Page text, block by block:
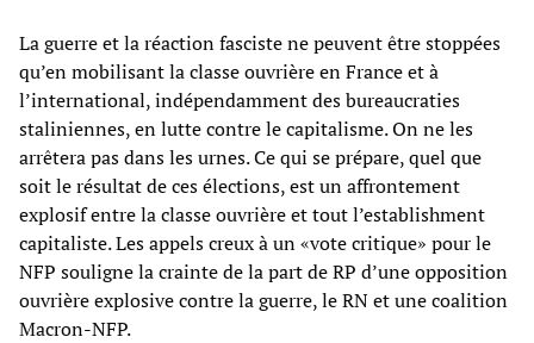
La guerre et la réaction fasciste ne peuvent être stoppées
qu’en mobilisant la classe ouvrière en France et à
l’international, indépendamment des bureaucraties
staliniennes, en lutte contre le capitalisme. On ne les
arrêtera pas dans les urnes. Ce qui se prépare, quel que
soit le résultat de ces élections, est un affrontement
explosif entre la classe ouvrière et tout l’establishment
capitaliste. Les appels creux à un «vote critique» pour le
NFP souligne la crainte de la part de RP d’une opposition
ouvrière explosive contre la guerre, le RN et une coalition
Macron-NFP.